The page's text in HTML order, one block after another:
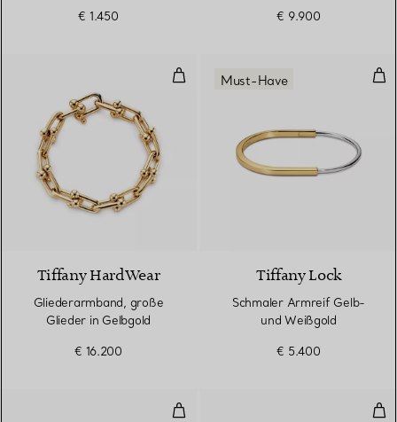
€ 1.450
€ 9.900
Gliederarmband, große Glieder
Tiffany HardWear
Gliederarmband, große
Glieder in Gelbgold
€ 16.200
Must-Have
Tiffany Lock
Schmaler Armreif Gelb-
und Weißgold
€ 5.400
T One schmaler aufklappbarer